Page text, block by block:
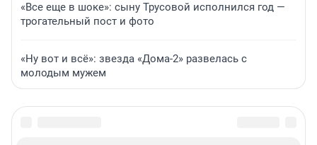
«Все еще в шоке»: сыну Трусовой исполнился год —
трогательный пост и фото
«Ну вот и всё»: звезда «Дома-2» развелась с
молодым мужем